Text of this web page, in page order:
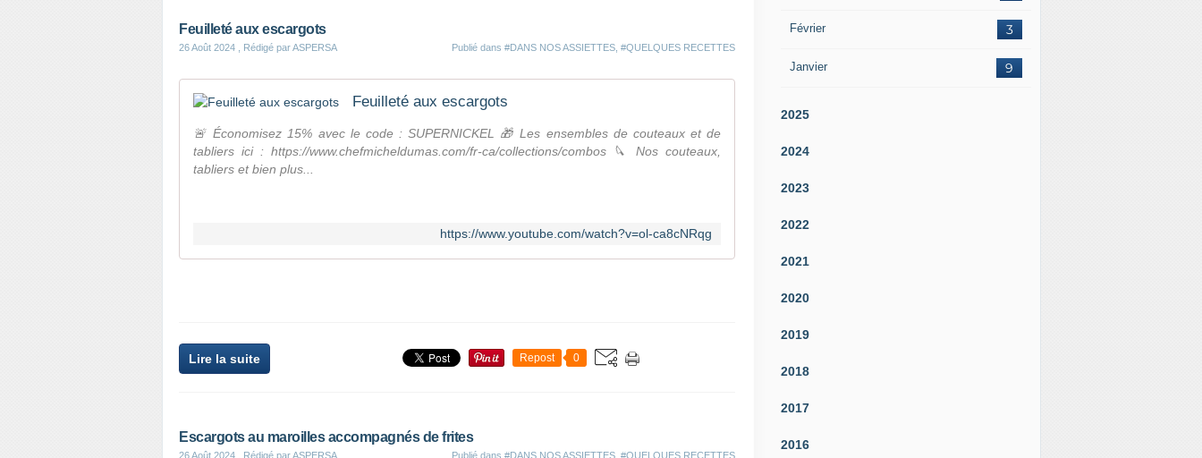
Feuilleté aux escargots
26 Août 2024 , Rédigé par ASPERSA Publié dans #DANS NOS ASSIETTES #QUELQUES RECETTES
Feuilleté aux escargots
🚨 Économisez 15% avec le code : SUPERNICKEL 🎁 Les ensembles de couteaux et de
tabliers ici : https://www.chefmicheldumas.com/fr-ca/collections/combos 🔪 Nos couteaux,
tabliers et bien plus...
https://www.youtube.com/watch?v=ol-ca8cNRqg
Lire la suite Repost 0
Escargots au maroilles accompagnés de frites
26 Août 2024 , Rédigé par ASPERSA Publié dans #DANS NOS ASSIETTES #QUELQUES RECETTES
Février 3
Janvier 9
2025
2024
2023
2022
2021
2020
2019
2018
2017
2016